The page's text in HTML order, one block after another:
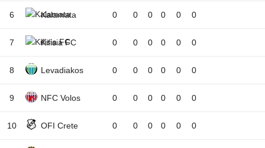
6 Kalamata 0 0 0 0 0 0
7 Kifisia FC 0 0 0 0 0 0
8 Levadiakos 0 0 0 0 0 0
9 NFC Volos 0 0 0 0 0 0
10 OFI Crete 0 0 0 0 0 0